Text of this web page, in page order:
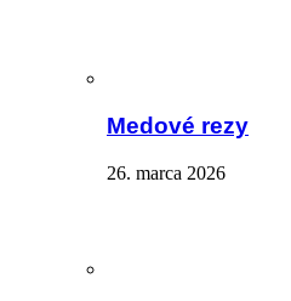
Medové rezy
26. marca 2026